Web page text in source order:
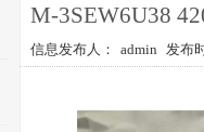
M-3SEW6U38
信息发布人： admin 发布